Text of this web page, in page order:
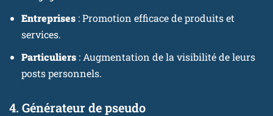
Entreprises : Promotion efficace de produits et
services.
Particuliers : Augmentation de la visibilité de leurs
posts personnels.
4. Générateur de pseudo